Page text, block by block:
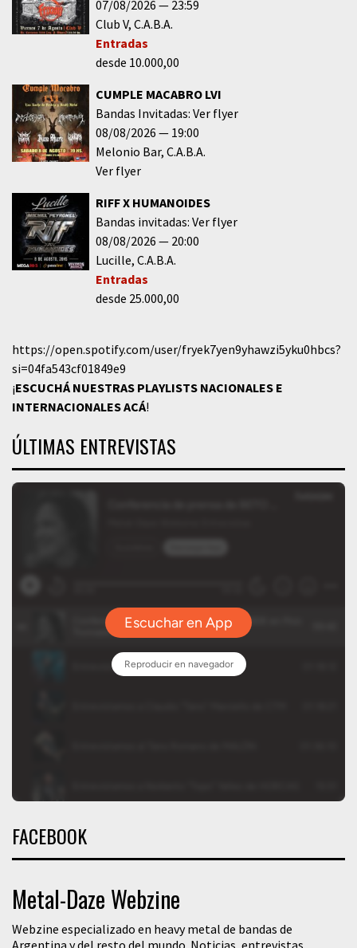
07/08/2026
23:59
Club V C.A.B.A.
Entradas
desde 10.000,00
CUMPLE MACABRO LVI
Bandas Invitadas: Ver flyer
08/08/2026
19:00
Melonio Bar C.A.B.A.
Ver flyer
RIFF X HUMANOIDES
Bandas invitadas: Ver flyer
08/08/2026
20:00
Lucille C.A.B.A.
Entradas
desde 25.000,00
https://open.spotify.com/user/fryek7yen9yhawzi5yku0hbcs?
si=04fa543cf01849e9
¡ESCUCHÁ NUESTRAS PLAYLISTS NACIONALES E
INTERNACIONALESACÁ!
ÚLTIMAS ENTREVISTAS
FACEBOOK
Metal-Daze Webzine
Webzine especializado en heavy metal de bandas de